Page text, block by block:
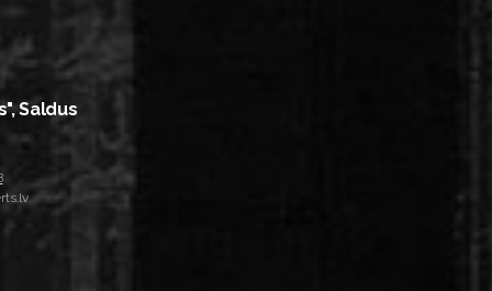
Saldus